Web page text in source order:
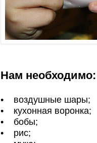
Нам необходимо:
• воздушные шары;
• кухонная воронка;
• бобы;
• рис;